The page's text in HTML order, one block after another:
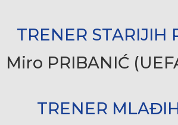
TRENER STARIJIH
Miro PRIBANIĆ
TRENER